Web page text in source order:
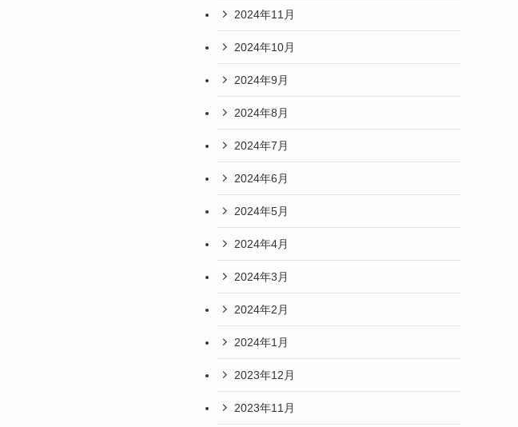
2024年11月
2024年10月
2024年9月
2024年8月
2024年7月
2024年6月
2024年5月
2024年4月
2024年3月
2024年2月
2024年1月
2023年12月
2023年11月